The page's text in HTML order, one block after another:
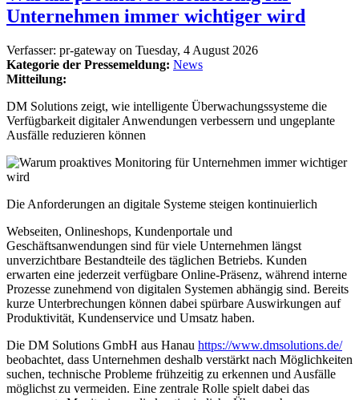
Unternehmen immer wichtiger wird
Verfasser: pr-gateway on Tuesday, 4 August 2026
Kategorie der Pressemeldung: News
Mitteilung:
DM Solutions zeigt, wie intelligente Überwachungssysteme die
Verfügbarkeit digitaler Anwendungen verbessern und ungeplante
Ausfälle reduzieren können
Die Anforderungen an digitale Systeme steigen kontinuierlich
Webseiten, Onlineshops, Kundenportale und
Geschäftsanwendungen sind für viele Unternehmen längst
unverzichtbare Bestandteile des täglichen Betriebs. Kunden
erwarten eine jederzeit verfügbare Online-Präsenz, während interne
Prozesse zunehmend von digitalen Systemen abhängig sind. Bereits
kurze Unterbrechungen können dabei spürbare Auswirkungen auf
Produktivität, Kundenservice und Umsatz haben.
Die DM Solutions GmbH aus Hanau https://www.dmsolutions.de/
beobachtet, dass Unternehmen deshalb verstärkt nach Möglichkeiten
suchen, technische Probleme frühzeitig zu erkennen und Ausfälle
möglichst zu vermeiden. Eine zentrale Rolle spielt dabei das